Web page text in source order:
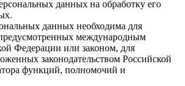
данных на обработку его
данных необходима для
международным
Федерации или законом, для
законодательством Российской
функций, полномочий и